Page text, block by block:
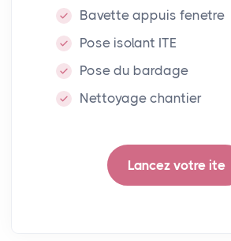
Bavette appuis fenetre
Pose isolant ITE
Pose du bardage
Nettoyage chantier
Lancez votre ite